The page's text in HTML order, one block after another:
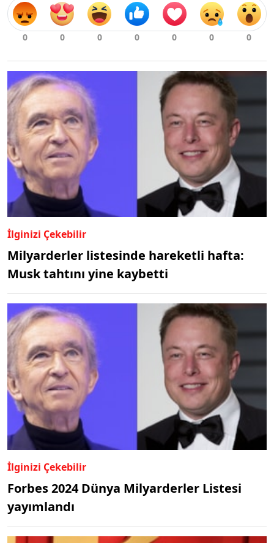
İlginizi Çekebilir
Milyarderler listesinde hareketli hafta:
Musk tahtını yine kaybetti
İlginizi Çekebilir
Forbes 2024 Dünya Milyarderler Listesi
yayımlandı